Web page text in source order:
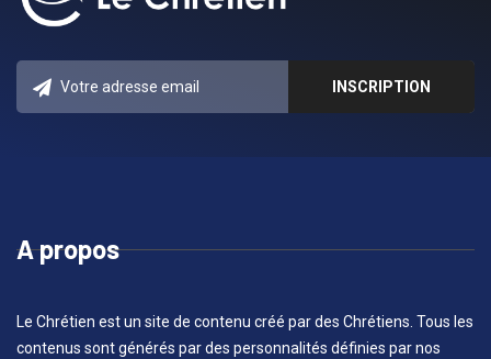
A propos
Le Chrétien est un site de contenu créé par des Chrétiens. Tous les
contenus sont générés par des personnalités définies par nos